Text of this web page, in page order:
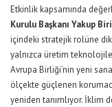
Etkinlik kapsamında
Kurulu Başkanı Yakup
içindeki stratejik rolüne
yalnızca üretim
Avrupa Birliği’nin yeni
ölçekte güçlenen
yeniden tanımlıyor. İklim